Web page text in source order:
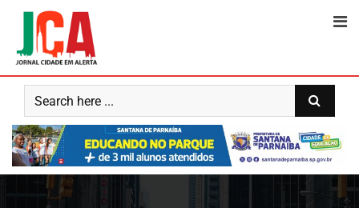
content